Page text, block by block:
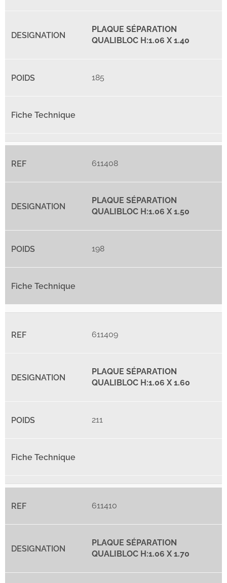
PLAQUE SÉPARATION
QUALIBLOC H:1.06 X 1.40
185
611408
PLAQUE SÉPARATION
QUALIBLOC H:1.06 X 1.50
198
611409
PLAQUE SÉPARATION
QUALIBLOC H:1.06 X 1.60
211
611410
PLAQUE SÉPARATION
QUALIBLOC H:1.06 X 1.70